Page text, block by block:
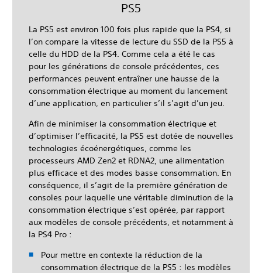
PS5
La PS5 est environ 100 fois plus rapide que la PS4, si
l’on compare la vitesse de lecture du SSD de la PS5 à
celle du HDD de la PS4. Comme cela a été le cas
pour les générations de console précédentes, ces
performances peuvent entraîner une hausse de la
consommation électrique au moment du lancement
d’une application, en particulier s’il s’agit d’un jeu.
Afin de minimiser la consommation électrique et
d’optimiser l’efficacité, la PS5 est dotée de nouvelles
technologies écoénergétiques, comme les
processeurs AMD Zen2 et RDNA2, une alimentation
plus efficace et des modes basse consommation. En
conséquence, il s’agit de la première génération de
consoles pour laquelle une véritable diminution de la
consommation électrique s’est opérée, par rapport
aux modèles de console précédents, et notamment à
la PS4 Pro :
Pour mettre en contexte la réduction de la
consommation électrique de la PS5 : les modèles